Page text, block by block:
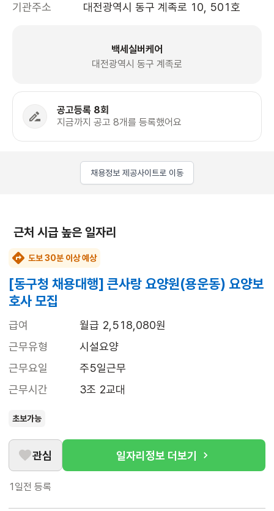
기관주소 대전광역시 동구 계족로 10, 501호
백세실버케어
대전광역시 동구 계족로
공고등록 8회
지금까지 공고 8개를 등록했어요
채용정보 제공사이트로 이동
근처 시급 높은 일자리
도보 30분 이상 예상
[동구청 채용대행] 큰사랑 요양원(용운동) 요양보
호사 모집
급여
월급 2,518,080원
근무유형
시설요양
근무요일
주5일근무
근무시간
3조 2교대
초보가능
관심 일자리정보 더보기
1일전 등록